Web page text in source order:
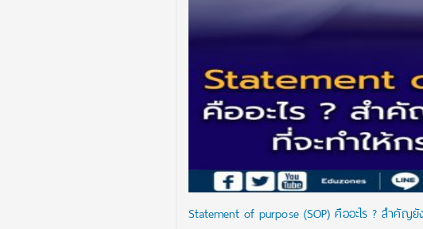
Statement of purpose (SOP) คืออะไร ? สำคัญยัง